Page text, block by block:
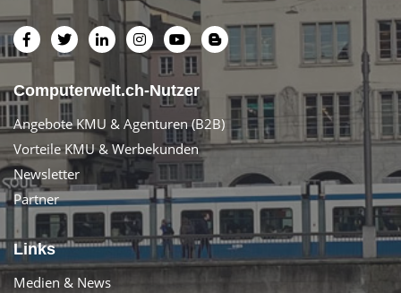
Computerwelt.ch-Nutzer
Angebote KMU & Agenturen (B2B)
Vorteile KMU & Werbekunden
Newsletter
Partner
Links
Medien & News